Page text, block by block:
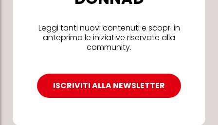
Leggi tanti nuovi contenuti e scopri in
anteprima le iniziative riservate alla
community.
ISCRIVITI ALLA NEWSLETTER